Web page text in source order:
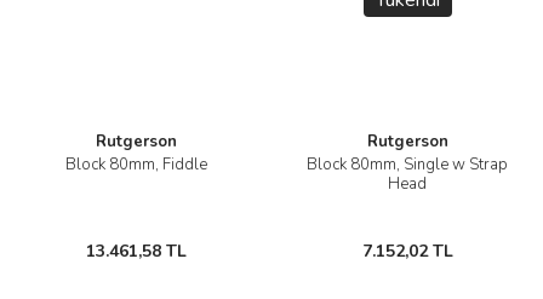
Rutgerson
Block 80mm, Fiddle
13.461,58 TL
Rutgerson
Block 80mm, Single w Strap
Head
7.152,02 TL